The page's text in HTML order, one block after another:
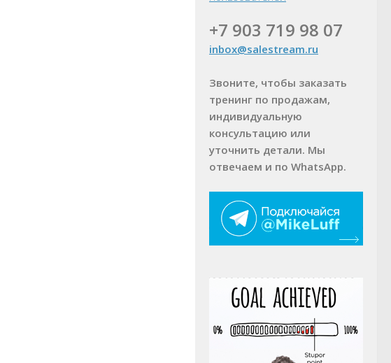
+7 903 719 98 07
inbox@salestream.ru
Звоните, чтобы заказать
тренинг по продажам,
индивидуальную
консультацию или
уточнить детали. Мы
отвечаем и по WhatsApp.